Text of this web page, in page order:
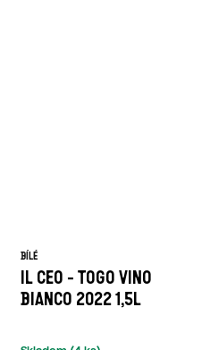
BÍLÉ
IL CEO - TOGO VINO
BIANCO 2022 1,5L